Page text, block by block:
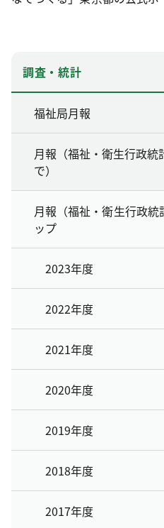
調査・統計
福祉局月報
月報（福祉・衛生行政統
で）
月報（福祉・衛生行政
ップ
2023年度
2022年度
2021年度
2020年度
2019年度
2018年度
2017年度